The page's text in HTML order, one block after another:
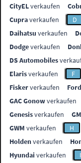
CityELverkaufen
Cupraverkaufen D
Daihatsu verkaufen
Dodgeverkaufen
DS Automobiles
Elarisverkaufen F
Fiskerverkaufen Ford
GAC Gonowverkaufen
Genesisverkaufen
GWM verkaufen H
Holdenverkaufen
Hyundai verkaufen I